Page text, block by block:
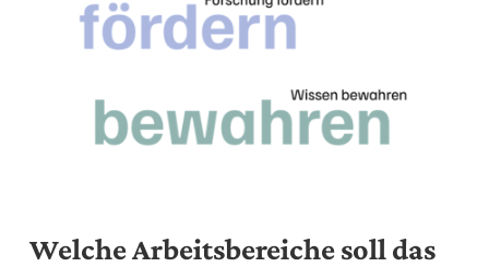
Welche Arbeitsbereiche soll das